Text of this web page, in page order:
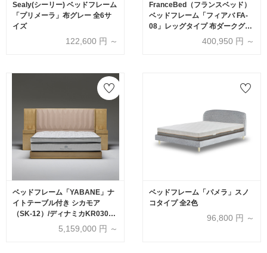
Sealy(シーリー) ベッドフレーム
「プリメーラ」布グレー 全6サ
イズ
122,600 円 ～
FranceBed（フランスベッド）
ベッドフレーム「フィアバ FA-
08」レッグタイプ 布ダークグレ
ー色 すのこ床板 全5サイズ【受
400,950 円 ～
ベッドフレーム「YABANE」ナ
イトテーブル付き シカモア
（SK-12）/ディナミカKR0309
全4サイズ【受注生産品】
5,159,000 円 ～
ベッドフレーム「パメラ」スノ
コタイプ 全2色
96,800 円 ～